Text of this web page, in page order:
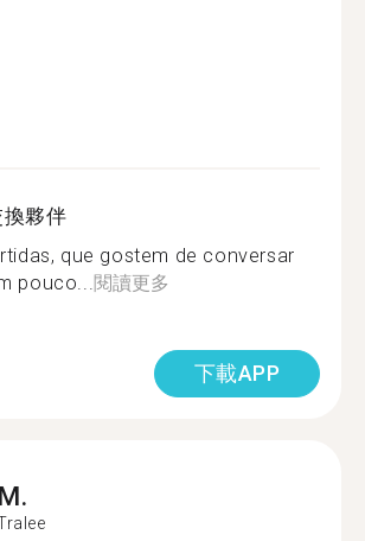
夥伴
que gostem de conversar
pouco...閱讀更多
下載APP
M.